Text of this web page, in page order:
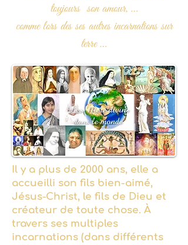
toujours son amour, …
comme lors des ses autres incarnations sur
terre …
Il y a plus de 2000 ans, elle a
accueilli son fils bien-aimé,
Jésus-Christ, le fils de Dieu et
créateur de toute chose. À
travers ses multiples
incarnations (dans différents